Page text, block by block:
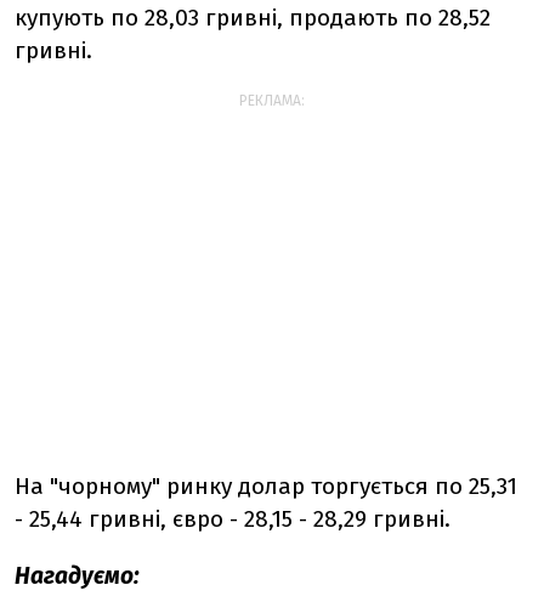
купують по 28,03 гривні, продають по 28,52
гривні.
РЕКЛАМА:
На "чорному" ринку долар торгується по 25,31
- 25,44 гривні, євро - 28,15 - 28,29 гривні.
Нагадуємо: